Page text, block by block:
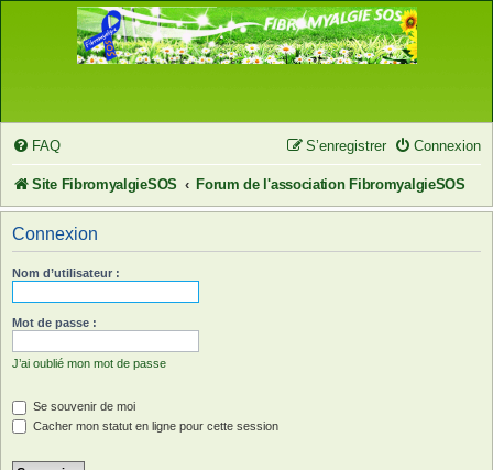
FAQ Connexion
S’enregistrer
Site FibromyalgieSOS Forum de l'association FibromyalgieSOS
Connexion
Nom d’utilisateur :
Mot de passe :
J’ai oublié mon mot de passe
Se souvenir de moi
Cacher mon statut en ligne pour cette session